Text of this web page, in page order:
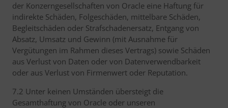
der Konzerngesellschaften von Oracle eine Haftung für
indirekte Schäden, Folgeschäden, mittelbare Schäden,
Begleitschäden oder Strafschadenersatz, Entgang von
Absatz, Umsatz und Gewinn (mit Ausnahme für
Vergütungen im Rahmen dieses Vertrags) sowie Schäden
aus Verlust von Daten oder von Datenverwendbarkeit
oder aus Verlust von Firmenwert oder Reputation.
7.2 Unter keinen Umständen übersteigt die
Gesamthaftung von Oracle oder unseren